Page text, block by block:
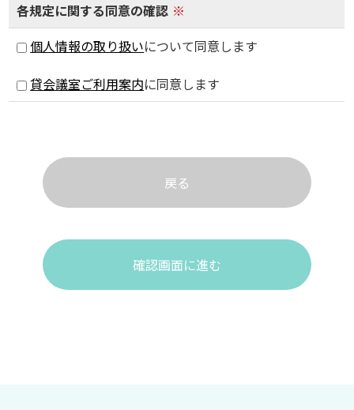
各規定に関する同意の確認 ※
個人情報の取り扱いについて同意します
貸会議室ご利用案内に同意します
戻る
確認画面に進む